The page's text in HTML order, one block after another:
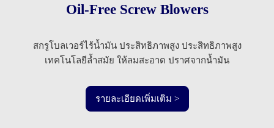
Oil-Free Screw Blowers
สกรูโบลเวอร์ไร้น้ำมัน ประสิทธิภาพสูง ประสิทธิภาพสูง
เทคโนโลยีล้ำสมัย ให้ลมสะอาด ปราศจากน้ำมัน
รายละเอียดเพิ่มเติม >